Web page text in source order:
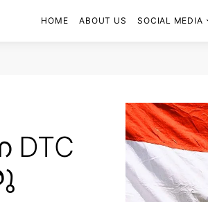
HOME ABOUT US SOCIAL MEDIA